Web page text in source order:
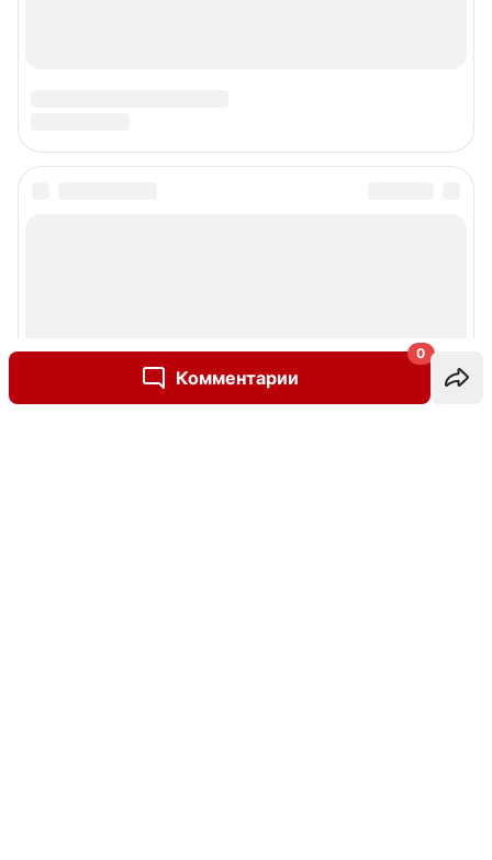
Комментарии
0